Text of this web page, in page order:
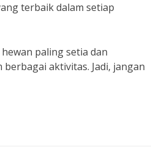
terbaik dalam setiap
paling setia dan
aktivitas. Jadi, jangan